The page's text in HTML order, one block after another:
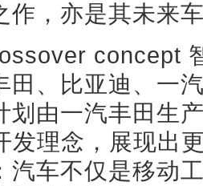
作，亦是其未来
concept
田、比亚迪、一
划由一汽丰田生
发理念，展现出
汽车不仅是移动